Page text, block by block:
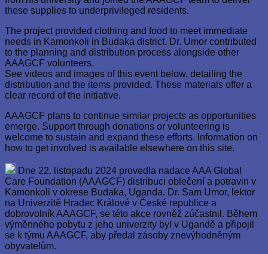
these supplies to underprivileged residents.
The project provided clothing and food to meet immediate
needs in Kamonkoli in Budaka district. Dr. Umor contributed
to the planning and distribution process alongside other
AAAGCF volunteers.
See videos and images of this event below, detailing the
distribution and the items provided. These materials offer a
clear record of the initiative.
AAAGCF plans to continue similar projects as opportunities
emerge. Support through donations or volunteering is
welcome to sustain and expand these efforts. Information on
how to get involved is available elsewhere on this site.
Dne 22. listopadu 2024 provedla nadace AAA Global
Care Foundation (AAAGCF) distribuci oblečení a potravin v
Kamonkoli v okrese Budaka, Uganda. Dr. Sam Umor, lektor
na Univerzitě Hradec Králové v České republice a
dobrovolník AAAGCF, se této akce rovněž zúčastnil. Během
výměnného pobytu z jeho univerzity byl v Ugandě a připojil
se k týmu AAAGCF, aby předal zásoby znevýhodněným
obyvatelům.